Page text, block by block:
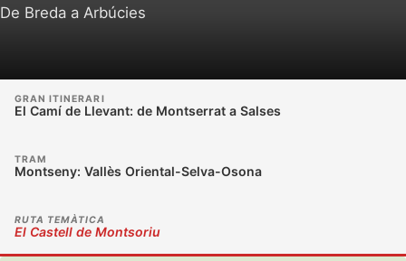
De Breda a Arbúcies
GRAN ITINERARI
El Camí de Llevant: de Montserrat a Salses
TRAM
Montseny: Vallès Oriental-Selva-Osona
RUTA TEMÀTICA
El Castell de Montsoriu